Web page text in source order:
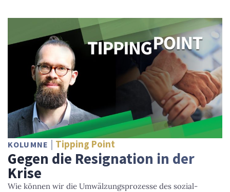
KOLUMNE Tipping Point
Gegen die Resignation in der
Krise
Wie können wir die Umwälzungsprozesse des sozial-